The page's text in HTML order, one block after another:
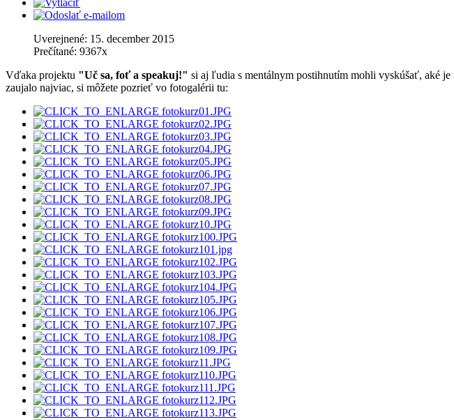
Uverejnené: 15. december 2015
Prečítané: 9367x
Vďaka projektu "Uč sa, foť a speakuj!" si aj ľudia s mentálnym postihnutím mohli vyskúšať, aké
zaujalo najviac, si môžete pozrieť vo fotogalérii tu: